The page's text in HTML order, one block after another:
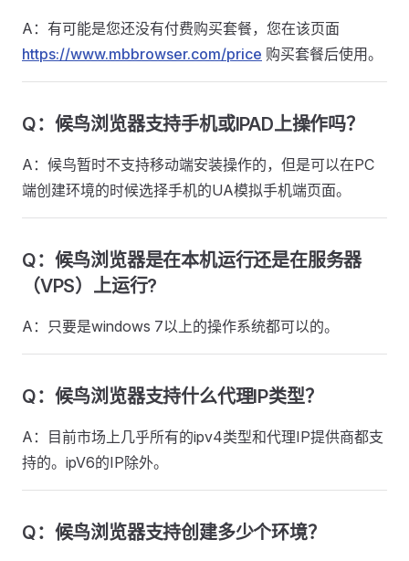
A：有可能是您还没有付费购买套餐，您在该页面
https://www.mbbrowser.com/price 购买套餐后使用。
Q：候鸟浏览器支持手机或IPAD上操作吗？
A：候鸟暂时不支持移动端安装操作的，但是可以在PC
端创建环境的时候选择手机的UA模拟手机端页面。
Q：候鸟浏览器是在本机运行还是在服务器
（VPS）上运行?
A：只要是windows 7以上的操作系统都可以的。
Q：候鸟浏览器支持什么代理IP类型？
A：目前市场上几乎所有的ipv4类型和代理IP提供商都支
持的。ipV6的IP除外。
Q：候鸟浏览器支持创建多少个环境？